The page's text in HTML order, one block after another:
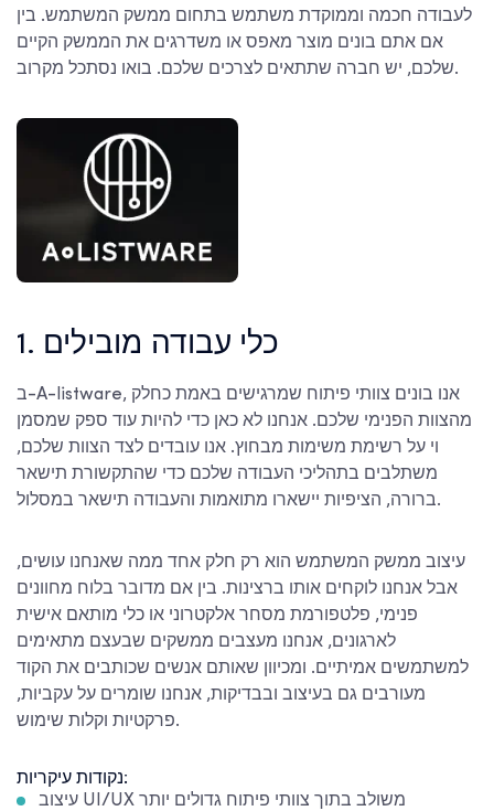
לעבודה חכמה וממוקדת משתמש בתחום ממשק המשתמש. בין
אם אתם בונים מוצר מאפס או משדרגים את הממשק הקיים
שלכם, יש חברה שתתאים לצרכים שלכם. בואו נסתכל מקרוב.
1. כלי עבודה מובילים
ב-A-listware, אנו בונים צוותי פיתוח שמרגישים באמת כחלק
מהצוות הפנימי שלכם. אנחנו לא כאן כדי להיות עוד ספק שמסמן
וי על רשימת משימות מבחוץ. אנו עובדים לצד הצוות שלכם,
משתלבים בתהליכי העבודה שלכם כדי שהתקשורת תישאר
ברורה, הציפיות יישארו מתואמות והעבודה תישאר במסלול.
עיצוב ממשק המשתמש הוא רק חלק אחד ממה שאנחנו עושים,
אבל אנחנו לוקחים אותו ברצינות. בין אם מדובר בלוח מחוונים
פנימי, פלטפורמת מסחר אלקטרוני או כלי מותאם אישית
לארגונים, אנחנו מעצבים ממשקים שבעצם מתאימים
למשתמשים אמיתיים. ומכיוון שאותם אנשים שכותבים את הקוד
מעורבים גם בעיצוב ובבדיקות, אנחנו שומרים על עקביות,
פרקטיות וקלות שימוש.
נקודות עיקריות:
עיצוב UI/UX משולב בתוך צוותי פיתוח גדולים יותר